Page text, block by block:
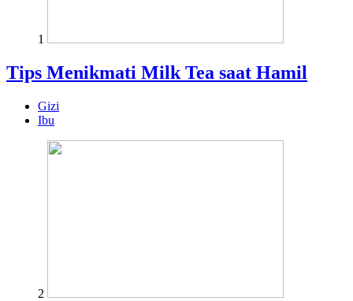
1
Tips Menikmati Milk Tea saat Hamil
Gizi
Ibu
2